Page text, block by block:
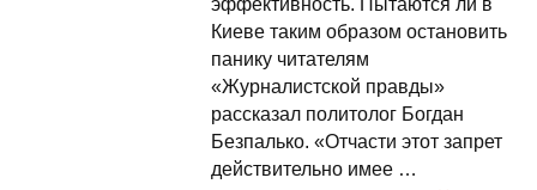
эффективность. Пытаются ли в
Киеве таким образом остановить
панику читателям
«Журналистской правды»
рассказал политолог Богдан
Безпалько. «Отчасти этот запрет
действительно имее …